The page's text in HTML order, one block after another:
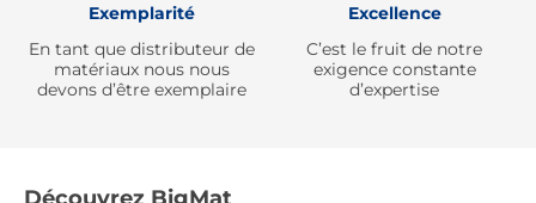
Exemplarité
En tant que distributeur de
matériaux nous nous
devons d’être exemplaire
Excellence
C’est le fruit de notre
exigence constante
d’expertise